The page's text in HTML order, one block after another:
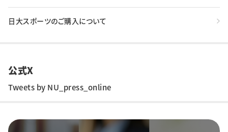
日大スポーツのご購入について
公式X
Tweets by NU_press_online